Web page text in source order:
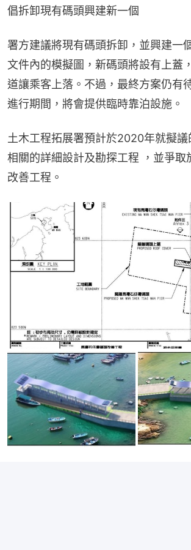
倡拆卸現有碼頭興建新一個
署方建議將現有碼頭拆卸，並興建一
文件內的模擬圖，新碼頭將設有上蓋
道讓乘客上落。不過，最終方案仍有
進行期間，將會提供臨時靠泊設施。
土木工程拓展署預計於2020年就擬
相關的詳細設計及勘探工程 ，並爭取
改善工程。